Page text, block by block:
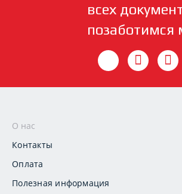
всех
позаботимся
О нас
Контакты
Оплата
Полезная информация